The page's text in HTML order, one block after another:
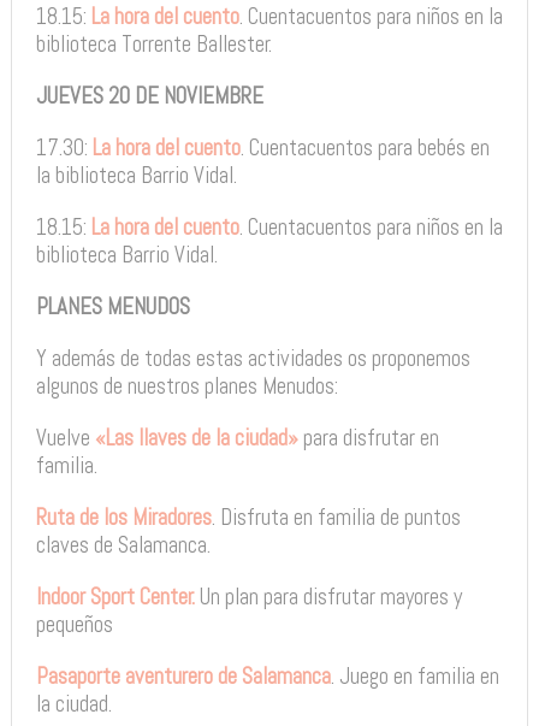
18.15: La hora del cuento. Cuentacuentos para niños en la
biblioteca Torrente Ballester.
JUEVES 20 DE NOVIEMBRE
17.30: La hora del cuento. Cuentacuentos para bebés en
la biblioteca Barrio Vidal.
18.15: La hora del cuento. Cuentacuentos para niños en la
biblioteca Barrio Vidal.
PLANES MENUDOS
Y además de todas estas actividades os proponemos
algunos de nuestros planes Menudos:
Vuelve «Las llaves de la ciudad»para disfrutar en
familia.
Ruta de los Miradores. Disfruta en familia de puntos
claves de Salamanca.
Indoor Sport Center.Un plan para disfrutar mayores y
pequeños
Pasaporte aventurero de Salamanca. Juego en familia en
la ciudad.